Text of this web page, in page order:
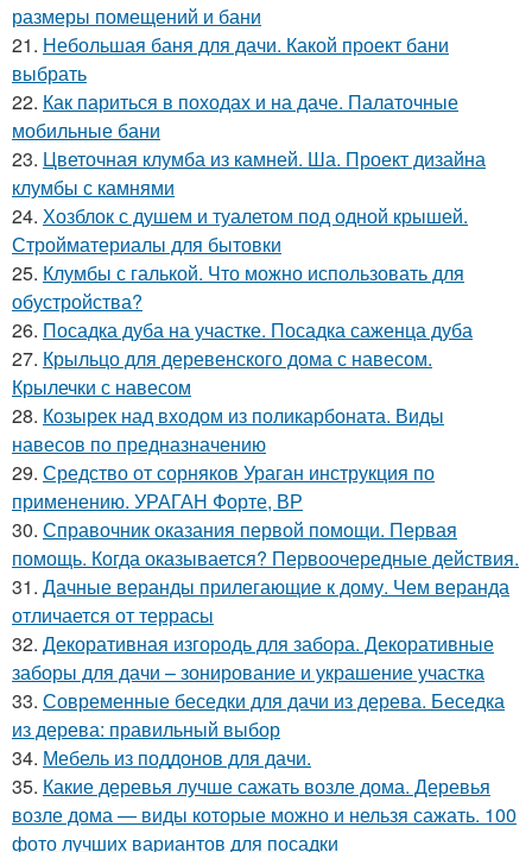
размеры помещений и бани
21. Небольшая баня для дачи. Какой проект бани
выбрать
22. Как париться в походах и на даче. Палаточные
мобильные бани
23. Цветочная клумба из камней. Ша. Проект дизайна
клумбы с камнями
24. Хозблок с душем и туалетом под одной крышей.
Стройматериалы для бытовки
25. Клумбы с галькой. Что можно использовать для
обустройства?
26. Посадка дуба на участке. Посадка саженца дуба
27. Крыльцо для деревенского дома с навесом.
Крылечки с навесом
28. Козырек над входом из поликарбоната. Виды
навесов по предназначению
29. Средство от сорняков Ураган инструкция по
применению. УРАГАН Форте, ВР
30. Справочник оказания первой помощи. Первая
помощь. Когда оказывается? Первоочередные действия.
31. Дачные веранды прилегающие к дому. Чем веранда
отличается от террасы
32. Декоративная изгородь для забора. Декоративные
заборы для дачи – зонирование и украшение участка
33. Современные беседки для дачи из дерева. Беседка
из дерева: правильный выбор
34. Мебель из поддонов для дачи.
35. Какие деревья лучше сажать возле дома. Деревья
возле дома — виды которые можно и нельзя сажать. 100
фото лучших вариантов для посадки